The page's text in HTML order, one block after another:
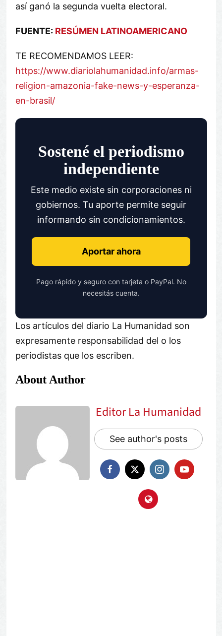
así ganó la segunda vuelta electoral.
FUENTE: RESÚMEN LATINOAMERICANO
TE RECOMENDAMOS LEER:
https://www.diariolahumanidad.info/armas-
religion-amazonia-fake-news-y-esperanza-
en-brasil/
Sostené el periodismo
independiente
Este medio existe sin corporaciones ni
gobiernos. Tu aporte permite seguir
informando sin condicionamientos.
Aportar ahora
Pago rápido y seguro con tarjeta o PayPal. No
necesitás cuenta.
Los artículos del diario La Humanidad son
expresamente responsabilidad del o los
periodistas que los escriben.
About Author
Editor La Humanidad
See author's posts